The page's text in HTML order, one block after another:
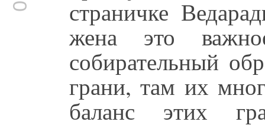
страничке
жена это
собирательный
грани, там их
баланс этих